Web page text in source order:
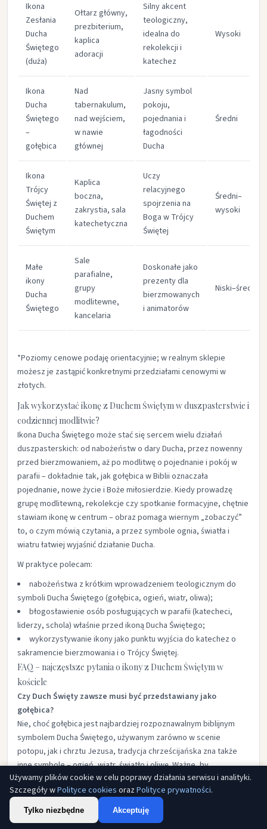
Ikona
Zesłania
Ducha
Świętego
(duża)
Ołtarz główny,
prezbiterium,
kaplica
adoracji
Silny akcent
teologiczny,
idealna do
rekolekcji i
katechez
Wysoki
Ikona
Ducha
Świętego
–
gołębica
Nad
tabernakulum,
nad wejściem,
w nawie
głównej
Jasny symbol
pokoju,
pojednania i
łagodności
Ducha
Średni
Ikona
Trójcy
Świętej z
Duchem
Świętym
Kaplica
boczna,
zakrystia, sala
katechetyczna
Uczy
relacyjnego
spojrzenia na
Boga w Trójcy
Świętej
Średni–
wysoki
Małe
ikony
Ducha
Świętego
Sale
parafialne,
grupy
modlitewne,
kancelaria
Doskonałe jako
prezenty dla
bierzmowanych
i animatorów
Niski–średni
*Poziomy cenowe podaję orientacyjnie; w realnym sklepie
możesz je zastąpić konkretnymi przedziałami cenowymi w
złotych.
Jak wykorzystać ikonę z Duchem Świętym w duszpasterstwie i
codziennej modlitwie?
Ikona Ducha Świętego może stać się sercem wielu działań
duszpasterskich: od nabożeństw o dary Ducha, przez nowenny
przed bierzmowaniem, aż po modlitwę o pojednanie i pokój w
parafii – dokładnie tak, jak gołębica w Biblii oznaczała
pojednanie, nowe życie i Boże miłosierdzie. Kiedy prowadzę
grupę modlitewną, rekolekcje czy spotkanie formacyjne, chętnie
stawiam ikonę w centrum – obraz pomaga wiernym „zobaczyć”
to, o czym mówią czytania, a przez symbole ognia, światła i
wiatru łatwiej wyjaśnić działanie Ducha.​
W praktyce polecam:
nabożeństwa z krótkim wprowadzeniem teologicznym do
symboli Ducha Świętego (gołębica, ogień, wiatr, oliwa);​
błogosławienie osób posługujących w parafii (katecheci,
liderzy, schola) właśnie przed ikoną Ducha Świętego;​
wykorzystywanie ikony jako punktu wyjścia do katechez o
sakramencie bierzmowania i o Trójcy Świętej.​
FAQ – najczęstsze pytania o ikony z Duchem Świętym w
kościele
Czy Duch Święty zawsze musi być przedstawiany jako
gołębica?
Nie, choć gołębica jest najbardziej rozpoznawalnym biblijnym
symbolem Ducha Świętego, używanym zarówno w scenie
potopu, jak i chrztu Jezusa, tradycja chrześcijańska zna także
inne symbole – ogień, wiatr, światło i oliwę. Ważne, by
przedstawienie było zgodne z nauką Kościoła i jasno
odwoływało się do Pisma Świętego.​
Czy ikona Ducha Świętego nadaje się tylko do kościoła, czy
także do domu?
Używamy plików cookie w celu poprawy działania serwisu i analityki.
Szczegóły wPolityce cookies orazPolityce prywatności.
Tylko niezbędne Akceptuję